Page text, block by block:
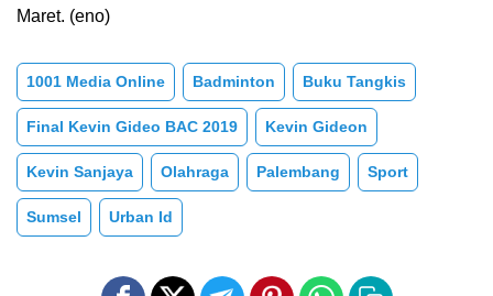
Maret. (eno)
1001 Media Online Badminton Buku Tangkis
Final Kevin Gideo BAC 2019 Kevin Gideon
Kevin Sanjaya Olahraga Palembang Sport
Sumsel Urban Id